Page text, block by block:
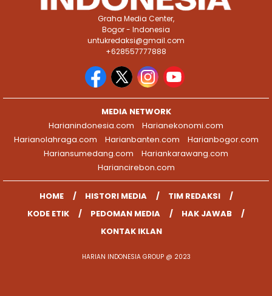
Graha Media Center,
Bogor - Indonesia
untukredaksi@gmail.com
+628557777888
MEDIA NETWORK
Harianindonesia.com
Harianekonomi.com
Harianolahraga.com
Harianbanten.com
Harianbogor.com
Hariansumedang.com
Hariankarawang.com
Hariancirebon.com
HOME HISTORI MEDIA
TIM REDAKSI
KODE ETIK
PEDOMAN MEDIA
HAK JAWAB
KONTAK IKLAN
HARIAN INDONESIA GROUP @ 2023